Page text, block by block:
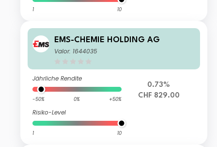
1 10
EMS-CHEMIE HOLDING AG
Valor: 1644035
Jährliche Rendite
-50% 0% +50%
Risiko-Level
1 10
0.73%
CHF 829.00